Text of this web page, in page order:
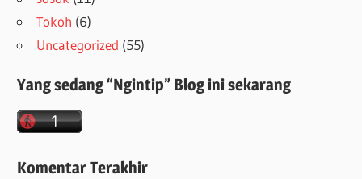
Tokoh (6)
Uncategorized (55)
Yang sedang “Ngintip” Blog ini sekarang
Komentar Terakhir